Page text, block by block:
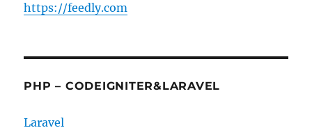
https://feedly.com
PHP – CODEIGNITER&LARAVEL
Laravel